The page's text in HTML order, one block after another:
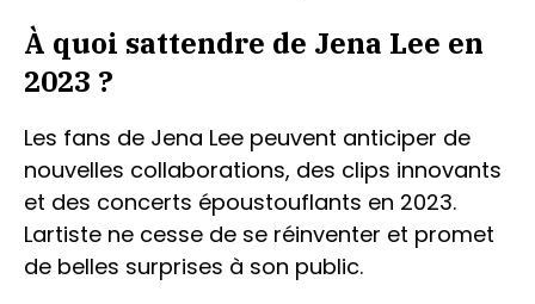
À quoi sattendre de Jena Lee en
2023 ?
Les fans de Jena Lee peuvent anticiper de
nouvelles collaborations, des clips innovants
et des concerts époustouflants en 2023.
Lartiste ne cesse de se réinventer et promet
de belles surprises à son public.